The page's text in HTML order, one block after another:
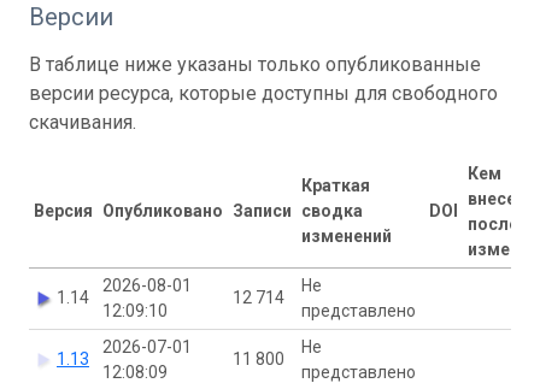
Версии
В таблице ниже указаны только опубликованные
версии ресурса, которые доступны для свободного
скачивания.
Версия Опубликовано Записи
Краткая
сводка
изменений
DOI
Кем
внесены
1.14
2026-08-01
12:09:10
12 714
Не
представлено
1.13
2026-07-01
12:08:09
11 800
Не
представлено